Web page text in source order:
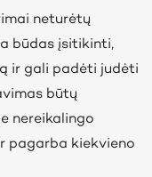
neturėtų
būdas įsitikinti,
ir gali padėti judėti
būtų
nereikalingo
pagarba kiekvieno